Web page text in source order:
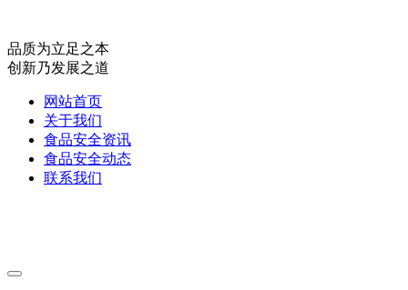
品质为立足之本
创新乃发展之道
网站首页
关于我们
食品安全资讯
食品安全动态
联系我们